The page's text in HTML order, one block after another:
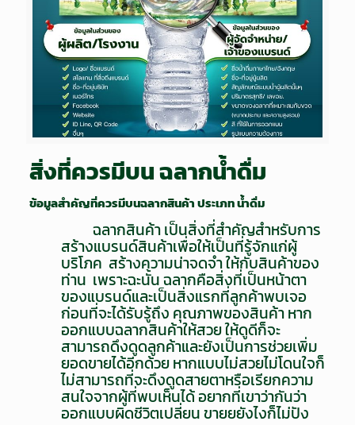
สิ่งที่ควรมีบน ฉลากน้ำดื่ม
ข้อมูลสำคัญที่ควรมีบนฉลากสินค้า ประเภท น้ำดื่ม
ฉลากสินค้า เป็นสิ่งที่สำคัญสำหรับการ
สร้างแบรนด์สินค้าเพื่อให้เป็นที่รู้จักแก่ผู้
บริโภค สร้างความน่าจดจำ ให้กับสินค้าของ
ท่าน เพราะฉะนั้น ฉลากคือสิ่งที่เป็นหน้าตา
ของแบรนด์และเป็นสิ่งแรกที่ลูกค้าพบเจอ
ก่อนที่จะได้รับรู้ถึง คุณภาพของสินค้า หาก
ออกแบบฉลากสินค้าให้สวย ให้ดูดีก็จะ
สามารถดึงดูดลูกค้าและยังเป็นการช่วยเพิ่ม
ยอดขายได้อีกด้วย หากแบบไม่สวยไม่โดนใจก็
ไม่สามารถที่จะดึงดูดสายตาหรือเรียกความ
สนใจจากผู้ที่พบเห็นได้ อยากที่เขาว่ากันว่า
ออกแบบผิดชีวิตเปลี่ยน ขายยยังไงก็ไม่ปัง